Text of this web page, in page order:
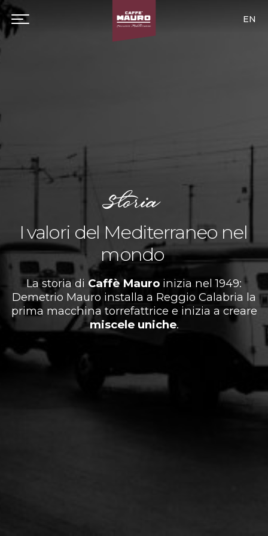
EN
Storia
I valori del Mediterraneo nel
mondo
La storia di Caffè Mauro inizia nel 1949:
Demetrio Mauro installa a Reggio Calabria la
prima macchina torrefattrice e inizia a creare
miscele uniche.